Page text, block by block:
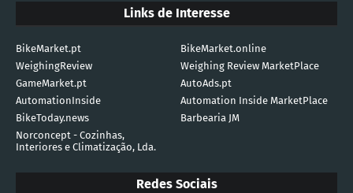
Links de Interesse
BikeMarket.pt
BikeMarket.online
WeighingReview
Weighing Review MarketPlace
GameMarket.pt
AutoAds.pt
AutomationInside
Automation Inside MarketPlace
BikeToday.news
Barbearia JM
Norconcept - Cozinhas,
Interiores e Climatização, Lda.
Redes Sociais